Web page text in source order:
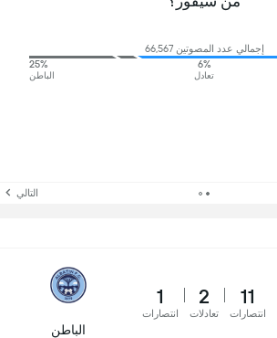
إجمالي عدد المصوتين 66,567
6%
تعادل
25%
الباطن
التالي
11
انتصارات
2
تعادلات
1
انتصارات
الباطن